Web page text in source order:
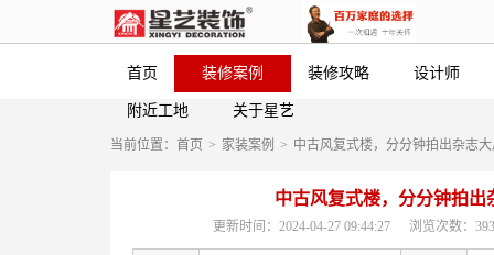
首页 装修案例 装修攻略 设计师
附近工地 关于星艺
当前位置： 首页 > 家装案例 > 中古风复式楼，分分钟拍出杂志
中古风复式楼，分分钟拍出
更新时间：2024-04-27 09:44:27 浏览次数：